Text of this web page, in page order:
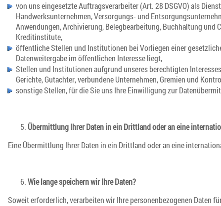
von uns eingesetzte Auftragsverarbeiter (Art. 28 DSGVO) als
Handwerksunternehmen, Versorgungs- und
Anwendungen, Archivierung, Belegbearbeitung, Buchhaltung
Kreditinstitute,
öffentliche Stellen und Institutionen bei Vorliegen einer
Datenweitergabe im öffentlichen Interesse liegt,
Stellen und Institutionen aufgrund unseres berechtigten
Gerichte, Gutachter, verbundene Unternehmen, Gremien und
sonstige Stellen, für die Sie uns Ihre Einwilligung zur
Übermittlung Ihrer Daten in ein Drittland oder an eine
Eine Übermittlung Ihrer Daten in ein Drittland oder an eine
Wie lange speichern wir Ihre Daten?
Soweit erforderlich, verarbeiten wir Ihre personenbezogenen Daten